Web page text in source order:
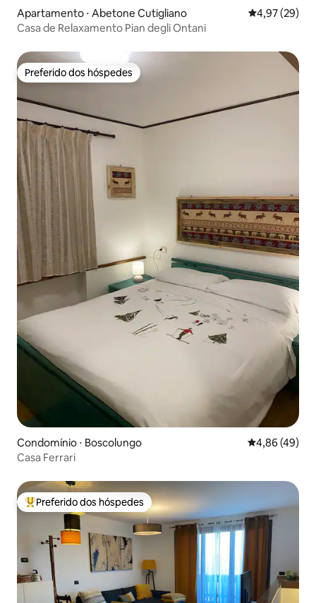
Apartamento ⋅ Abetone Cutigliano 4,97 de uma
4,97 (29)
Casa de Relaxamento Pian degli Ontani
Preferido dos hóspedes
Preferido dos hóspedes
Condomínio ⋅ Boscolungo 4,86 de uma
4,86 (49)
Casa Ferrari
Entre os melhores preferidos dos hóspedes
Preferido dos hóspedes